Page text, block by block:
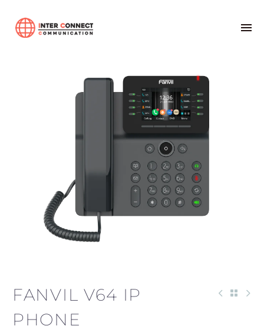
Fanvil V64 IP Phone
FANVIL V64 IP
PHONE